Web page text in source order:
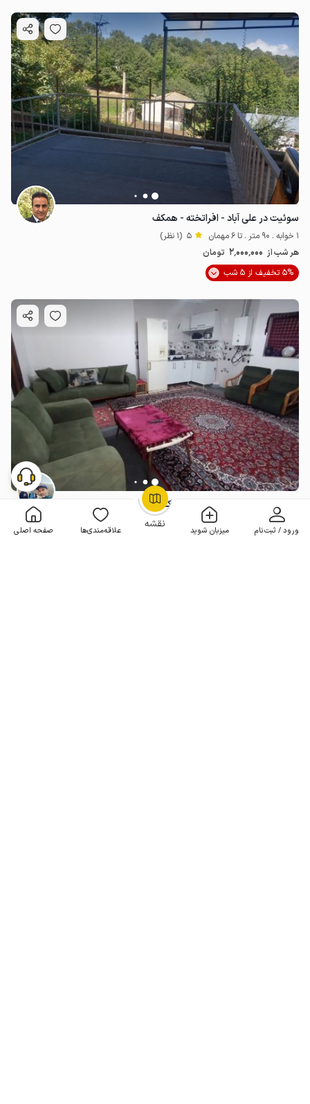
نقشه ورود / ثبت‌نام میزبان شوید علاقه‌مندی‌ها صفحه اصلی
OpenStreetMap
سوئیت در علی آباد - افراتخته - همکف
1 خوابه . 90 متر . تا 6 مهمان 5 (1 نظر)
هر شب از 2٬000٬000 تومان
5% تخفیف از 5 شب
سوئیت مبله در افراتخته - طبقه یک
هر شب از
1٬300٬000
تومان